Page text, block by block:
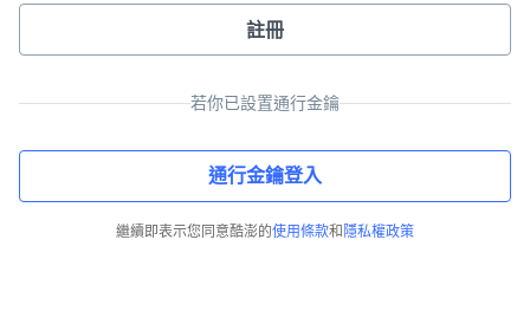
註冊
若你已設置通行金鑰
通行金鑰登入
繼續即表示您同意酷澎的使用條款和 隱私權政策